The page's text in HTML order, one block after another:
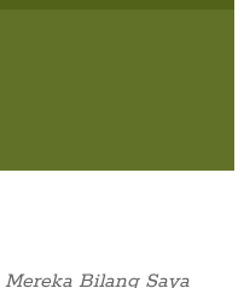
Mereka Bilang Saya